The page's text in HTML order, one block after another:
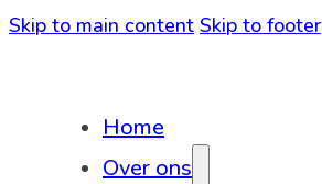
Skip to main content Skip to footer
Home
Over ons